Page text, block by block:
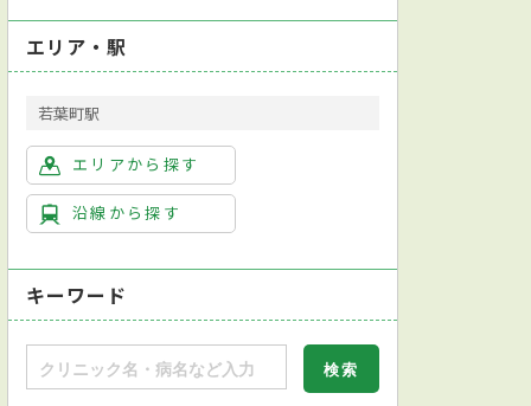
エリア・駅
若葉町駅
エリアから探す
沿線から探す
キーワード